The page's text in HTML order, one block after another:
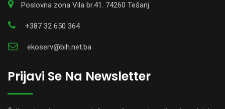
Poslovna zona Vila br.41. 74260 Tešanj
+387 32 650 364
ekoserv@bih.net.ba
Prijavi Se Na Newsletter